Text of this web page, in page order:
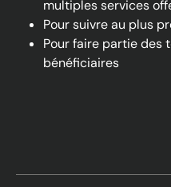
multiples services
Pour suivre au plus
Pour faire partie des
bénéficiaires